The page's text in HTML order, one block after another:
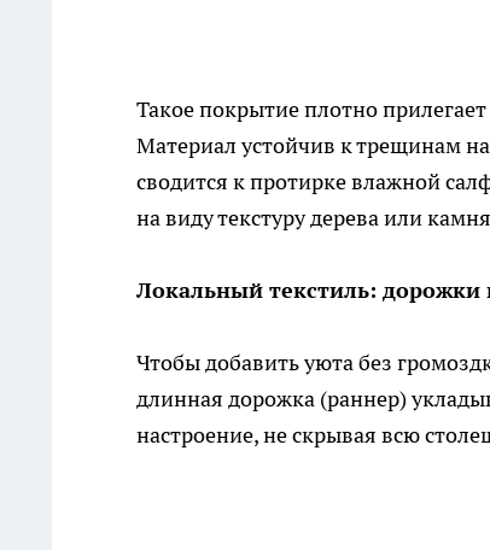
Такое покрытие плотно
Материал устойчив к трещинам
сводится к протирке влажной
на виду текстуру дерева или
Локальный текстиль: дорожки
Чтобы добавить уюта без
длинная дорожка (раннер)
настроение, не скрывая всю